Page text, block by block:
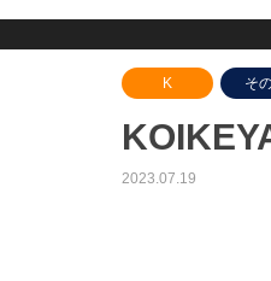
K そ
2023.07.19